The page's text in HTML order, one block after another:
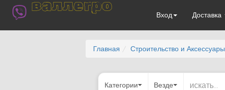
валлегро
Вход Доставка
Главная Строительство и Аксессуары
Категории Везде